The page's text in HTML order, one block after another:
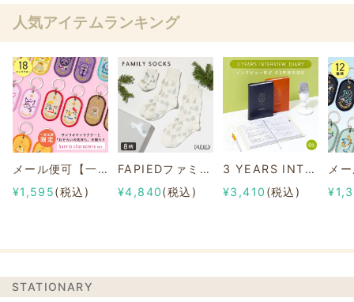
人気アイテムランキング
メール便可【一部店舗限定】2/8b PAIR KEY RING Sanrio characters ver.
¥1,595(税込)
FAPIEDファミリーソックスセット 総柄
¥4,840(税込)
3 YEARS INTERVIEW DIARY
¥3,410 (税込)
STATIONARY